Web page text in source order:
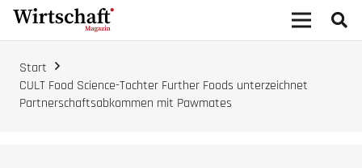
Start
CULT Food Science-Tochter Further Foods unterzeichnet
Partnerschaftsabkommen mit Pawmates